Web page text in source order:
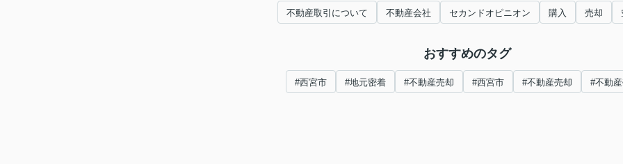
不動産取引について 不動産会社 セカンドオピニオン 購入 売却
おすすめのタグ
#西宮市 #地元密着 #不動産売却 #西宮市 #不動産売却 #不動